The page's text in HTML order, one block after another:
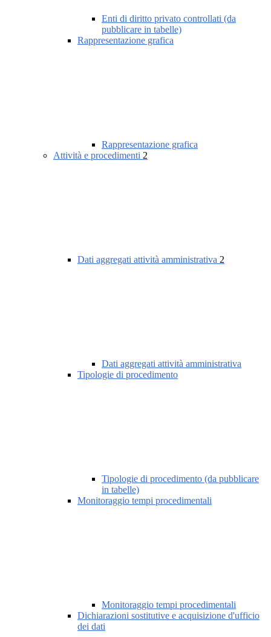
Enti di diritto privato controllati (da
pubblicare in tabelle)
Rappresentazione grafica
Rappresentazione grafica
Attività e procedimenti 2
Dati aggregati attività amministrativa 2
Dati aggregati attività amministrativa
Tipologie di procedimento
Tipologie di procedimento (da pubblicare
in tabelle)
Monitoraggio tempi procedimentali
Monitoraggio tempi procedimentali
Dichiarazioni sostitutive e acquisizione d'ufficio
dei dati